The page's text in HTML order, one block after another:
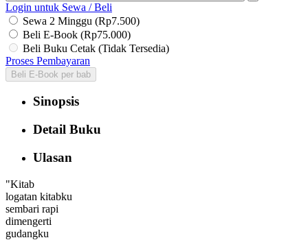
Login untuk Sewa / Beli
Sewa 2 Minggu (Rp7.500)
Beli E-Book (Rp75.000)
Beli Buku Cetak (Tidak Tersedia)
Proses Pembayaran
Beli E-Book per bab
Sinopsis
Detail Buku
Ulasan
"Kitab
logatan kitabku
sembari rapi
dimengerti
gudangku